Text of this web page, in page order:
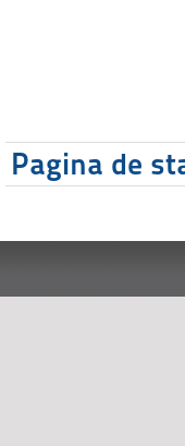
Pagina de